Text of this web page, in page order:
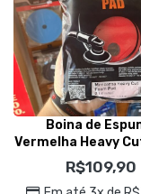
Boina de
Vermelha Heavy
150mm –
R$109,90